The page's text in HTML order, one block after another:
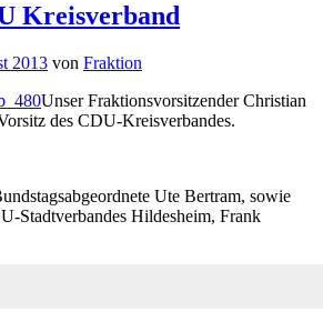
Kreisverband
2013 von Fraktion
Unser Fraktionsvorsitzender Christian
des CDU-Kreisverbandes.
Ute Bertram, sowie
Stadtverbandes Hildesheim, Frank